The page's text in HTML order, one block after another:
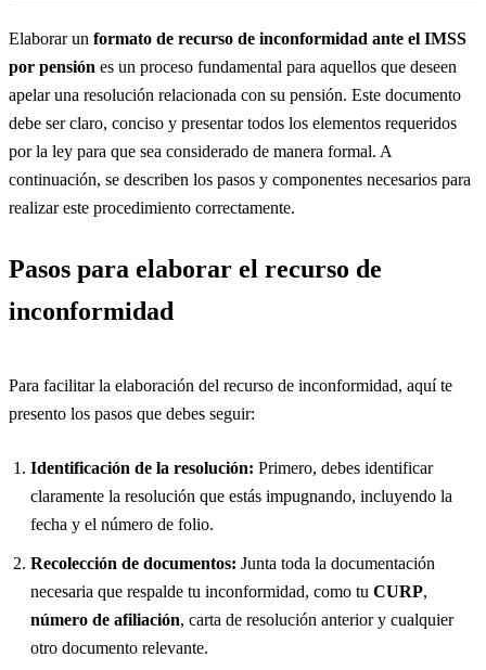
Elaborar un formato de recurso de inconformidad ante el IMSS
por pensión es un proceso fundamental para aquellos que deseen
apelar una resolución relacionada con su pensión. Este documento
debe ser claro, conciso y presentar todos los elementos requeridos
por la ley para que sea considerado de manera formal. A
continuación, se describen los pasos y componentes necesarios para
realizar este procedimiento correctamente.
Pasos para elaborar el recurso de
inconformidad
Para facilitar la elaboración del recurso de inconformidad, aquí te
presento los pasos que debes seguir:
Identificación de la resolución: Primero, debes identificar
claramente la resolución que estás impugnando, incluyendo la
fecha y el número de folio.
Recolección de documentos: Junta toda la documentación
necesaria que respalde tu inconformidad, como tu CURP,
número de afiliación, carta de resolución anterior y cualquier
otro documento relevante.